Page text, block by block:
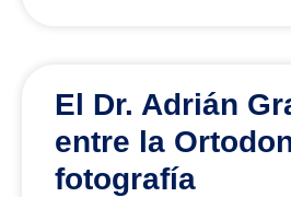
El Dr. Adrián
entre la
fotografía